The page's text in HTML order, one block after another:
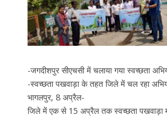
-जगदीशपुर सीएचसी में चलाया गया स्वच्छता
-स्वच्छता पखवाड़ा के तहत जिले में चल रहा
भागलपुर, 8 अप्रैल-
जिले में एक से 15 अप्रैल तक स्वच्छता पखवाड़ा